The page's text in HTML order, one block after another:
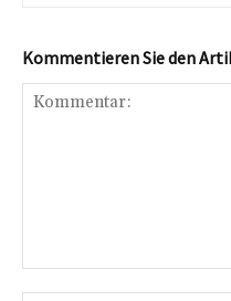
Kommentieren Sie den